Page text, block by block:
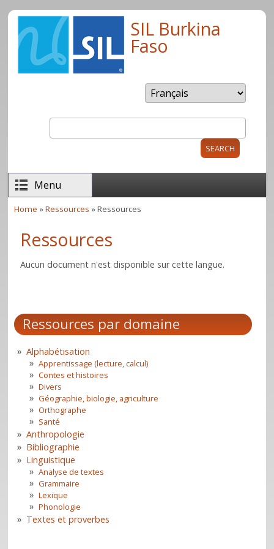
Skip to main content SIL Burkina
Faso
Search form
Menu
Home »Ressources » Ressources
Ressources
Aucun document n'est disponible sur cette langue.
Ressources par domaine
Alphabétisation
Apprentissage (lecture, calcul)
Contes et histoires
Divers
Géographie, biologie, agriculture
Orthographe
Santé
Anthropologie
Bibliographie
Linguistique
Analyse de textes
Grammaire
Lexique
Phonologie
Textes et proverbes